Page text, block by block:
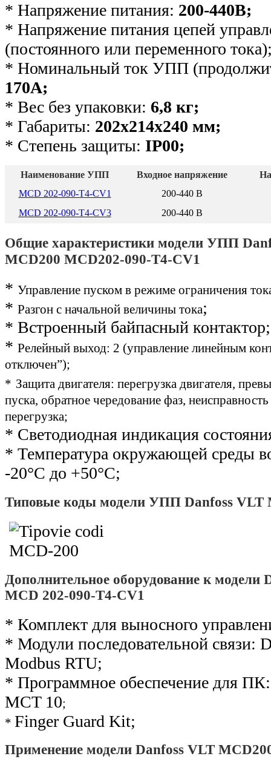
* Напряжение питания: 200-440В;
* Напряжение питания цепей
(постоянного или переменного
* Номинальный ток УПП
170А;
* Вес без упаковки: 6,8 кг;
* Габариты: 202х214х240 мм;
* Степень защиты: IP00;
Наименование УПП Входное напряжение
MCD 202-090-T4-CV1
200-440 В
MCD 202-090-T4-CV3
200-440 В
Общие характеристики модели УПП
MCD200 MCD202-090-T4-CV1
* Управление пуском в режиме ограничения
* Разгон с начальной величины тока;
* Встроенный байпасный контактор;
* Релейный выход: 2 (управление линейным
отключен”);
* Защита двигателя: перегрузка двигателя,
пуска, обратное чередование фаз,
перегрузка;
* Светодиодная индикация
* Температура окружающей среды
-20°С до +50°С;
Типовые коды модели УПП Danfoss VLT
Дополнительное оборудование к модели
MCD 202-090-T4-CV1
* Комплект для выносного
* Модули последовательной связи:
Modbus RTU;
* Программное обеспечение для
MCT 10;
* Finger Guard Kit;
Применение модели Danfoss VLT